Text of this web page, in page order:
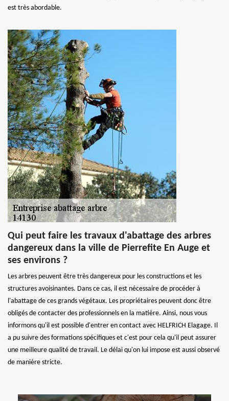
est très abordable.
Qui peut faire les travaux d'abattage des arbres
dangereux dans la ville de Pierrefite En Auge et
ses environs ?
Les arbres peuvent être très dangereux pour les constructions et les
structures avoisinantes. Dans ce cas, il est nécessaire de procéder à
l'abattage de ces grands végétaux. Les propriétaires peuvent donc être
obligés de contacter des professionnels en la matière. Ainsi, nous vous
informons qu'il est possible d'entrer en contact avec HELFRICH Elagage. Il
a pu suivre des formations spécifiques et c'est pour cela qu'il peut assurer
une meilleure qualité de travail. Le délai qu'on lui impose est aussi observé
de manière stricte.